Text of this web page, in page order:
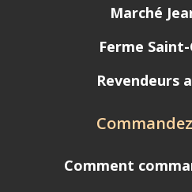
Marché
Ferme
Revendeurs
Comment